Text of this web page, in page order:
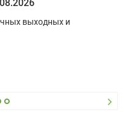
выходных и